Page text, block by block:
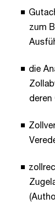
zum
die
deren